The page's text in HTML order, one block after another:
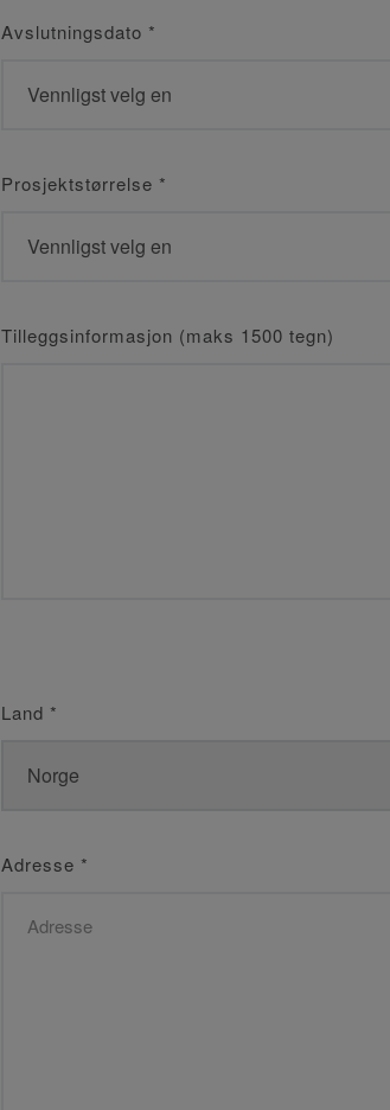
Avslutningsdato *
Prosjektstørrelse *
Tilleggsinformasjon (maks 1500 tegn)
Land *
Adresse *